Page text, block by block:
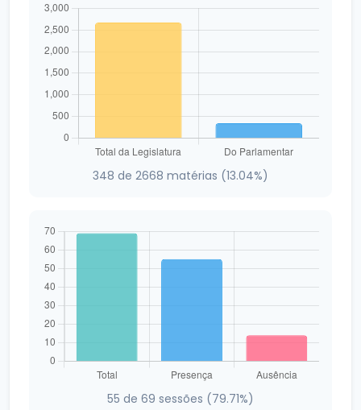
348 de 2668 matérias (13.04%)
55 de 69 sessões (79.71%)